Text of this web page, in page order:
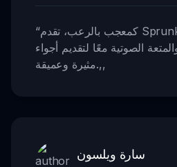
“كمعجب بالرعب، تقدم Sprunked 2.0 تجربة لا مثيل
الصوتية معًا لتقديم أجواء
مثيرة وعميقة.,,
سارة ويلسون